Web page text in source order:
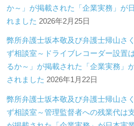
か～」が掲載された「企業実務」が
れました 2026年2月25日
弊所弁護士坂本敬及び弁護士帰山さ
ず相談室～ドライブレコーダー設置
るか～」が掲載された「企業実務」
されました 2026年1月22日
弊所弁護士坂本敬及び弁護士帰山さ
ず相談室～管理監督者への残業代は